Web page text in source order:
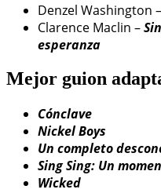
Denzel Washington –
Clarence Maclin –
esperanza
Mejor guion
Cónclave
Nickel Boys
Un completo
Sing Sing: Un
Wicked